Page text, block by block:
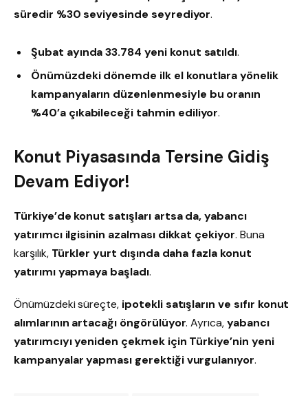
süredir %30 seviyesinde seyrediyor.
Şubat ayında 33.784 yeni konut satıldı.
Önümüzdeki dönemde ilk el konutlara yönelik
kampanyaların düzenlenmesiyle bu oranın
%40’a çıkabileceği tahmin ediliyor.
Konut Piyasasında Tersine Gidiş
Devam Ediyor!
Türkiye’de konut satışları artsa da, yabancı
yatırımcı ilgisinin azalması dikkat çekiyor. Buna
karşılık, Türkler yurt dışında daha fazla konut
yatırımı yapmaya başladı.
Önümüzdeki süreçte, ipotekli satışların ve sıfır konut
alımlarının artacağı öngörülüyor. Ayrıca,yabancı
yatırımcıyı yeniden çekmek için Türkiye’nin yeni
kampanyalar yapması gerektiği vurgulanıyor.